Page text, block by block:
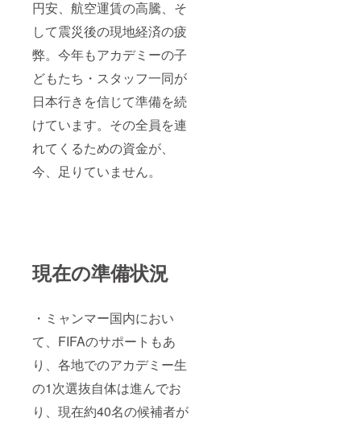
円安、航空運賃の高騰、そ
して震災後の現地経済の疲
弊。今年もアカデミーの子
どもたち・スタッフ一同が
日本行きを信じて準備を続
けています。その全員を連
れてくるための資金が、
今、足りていません。
現在の準備状況
・ミャンマー国内におい
て、FIFAのサポートもあ
り、各地でのアカデミー生
の1次選抜自体は進んでお
り、現在約40名の候補者が